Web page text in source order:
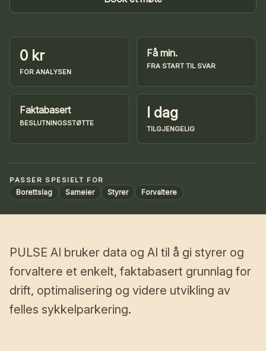
0 kr
FOR ANALYSEN
Få min.
FRA START TIL SVAR
Faktabasert
BESLUTNINGSSTØTTE
I dag
TILGJENGELIG
PASSER SPESIELT FOR
Borettslag Sameier Styrer Forvaltere
PULSE AI bruker data og AI til å gi styrer og
forvaltere et enkelt, faktabasert grunnlag for
drift, optimalisering og videre utvikling av
felles sykkelparkering.